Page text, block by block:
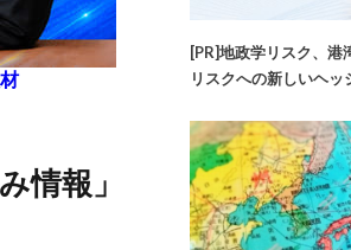
[PR]地政学リスク、
リスクへの新しいヘッ